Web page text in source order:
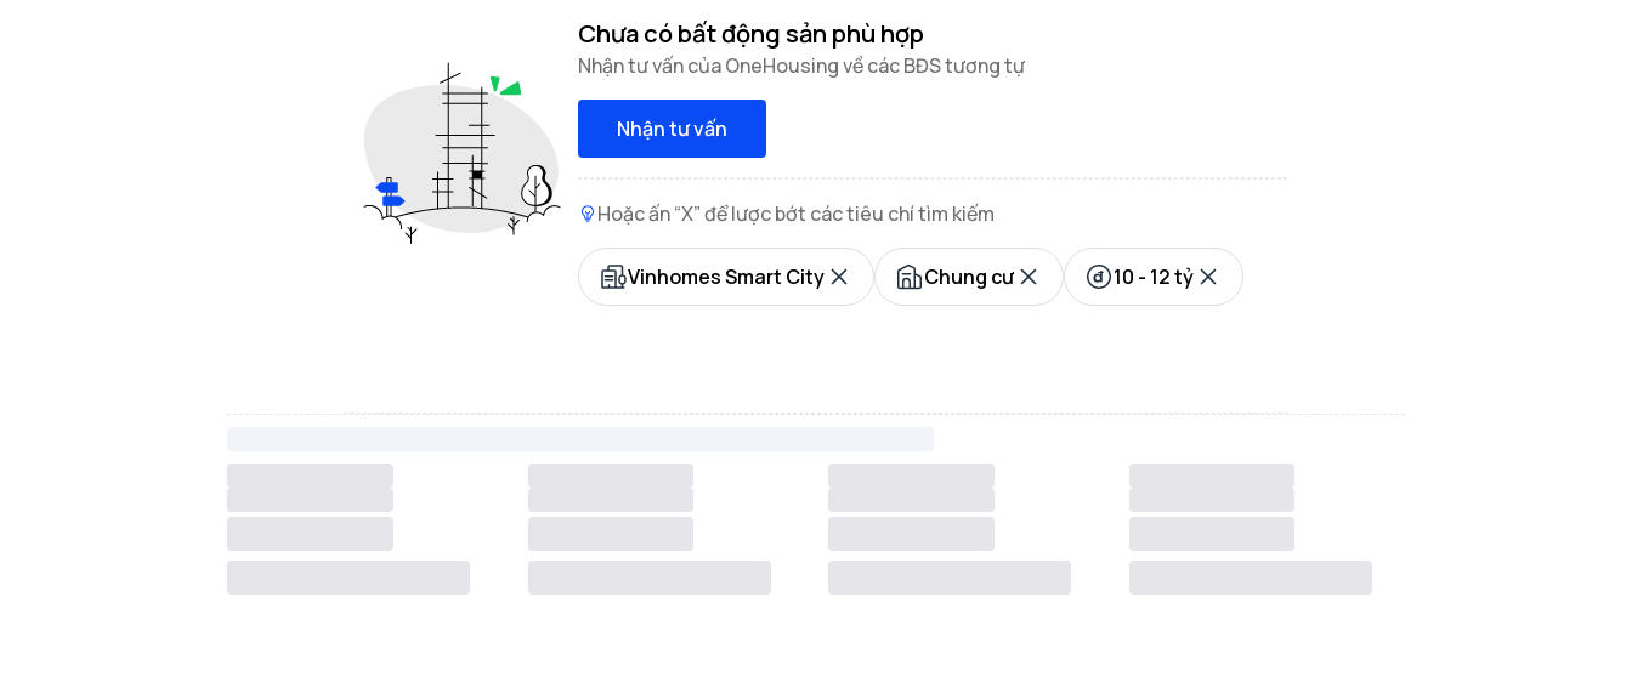
Chưa có bất động sản phù hợp
Nhận tư vấn của OneHousing về các BĐS tương tự
Nhận tư vấn
Hoặc ấn “X” để lược bớt các tiêu chí tìm kiếm
Vinhomes Smart City Chung cư 10 - 12 tỷ